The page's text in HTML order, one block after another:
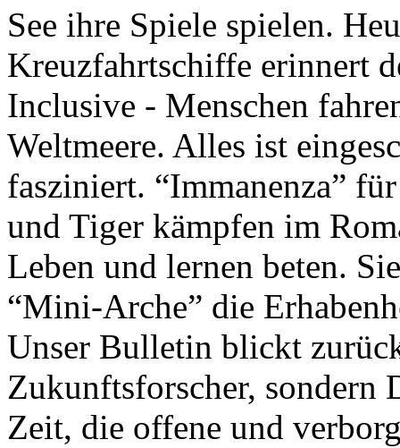
See ihre Spiele spielen.
Kreuzfahrtschiffe erinnert
Inclusive - Menschen
Weltmeere. Alles ist
fasziniert. “Immanenza”
und Tiger kämpfen im
Leben und lernen beten.
“Mini-Arche” die
Unser Bulletin blickt
Zukunftsforscher, sondern
Zeit, die offene und